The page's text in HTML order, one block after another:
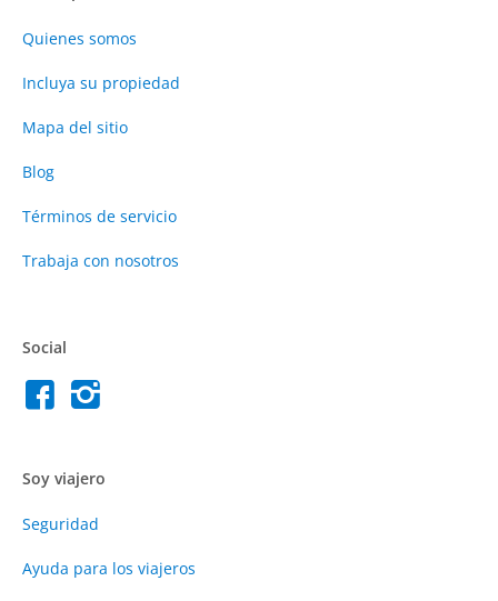
Quienes somos
Incluya su propiedad
Mapa del sitio
Blog
Términos de servicio
Trabaja con nosotros
Social
Soy viajero
Seguridad
Ayuda para los viajeros